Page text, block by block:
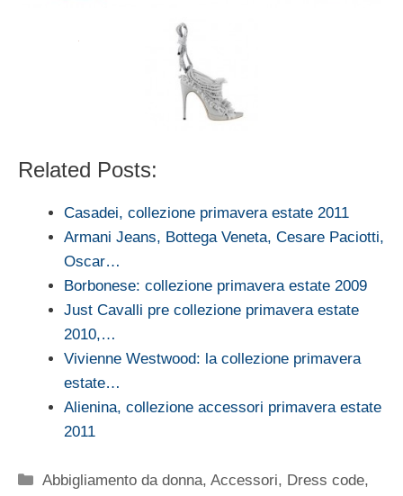
Related Posts:
Casadei, collezione primavera estate 2011
Armani Jeans, Bottega Veneta, Cesare Paciotti,
Oscar…
Borbonese: collezione primavera estate 2009
Just Cavalli pre collezione primavera estate
2010,…
Vivienne Westwood: la collezione primavera
estate…
Alienina, collezione accessori primavera estate
2011
Categorie
Abbigliamento da donna,Accessori, Dress code,